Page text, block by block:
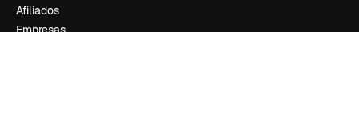
Afiliados
Empresas